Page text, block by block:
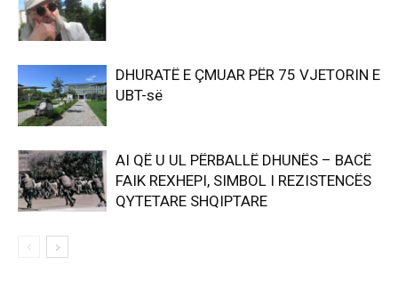
DHURATË E ÇMUAR PËR 75 VJETORIN E
UBT-së
AI QË U UL PËRBALLË DHUNËS – BACË
FAIK REXHEPI, SIMBOL I REZISTENCËS
QYTETARE SHQIPTARE